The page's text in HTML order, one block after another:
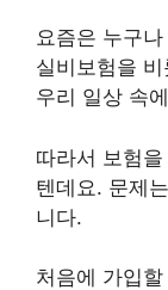
요즘은 누구
실비보험을
우리 일상 속
따라서 보험
텐데요. 문제
니다.
처음에 가입